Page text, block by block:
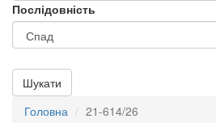
Послідовність
Шукати
Головна
21-614/26